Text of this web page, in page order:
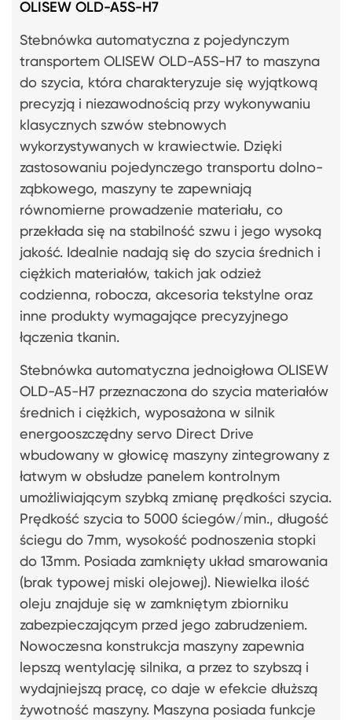
OLISEW OLD-A5S-H7
Stebnówka automatyczna z pojedynczym
transportem OLISEW OLD-A5S-H7 to maszyna
do szycia, która charakteryzuje się wyjątkową
precyzją i niezawodnością przy wykonywaniu
klasycznych szwów stebnowych
wykorzystywanych w krawiectwie. Dzięki
zastosowaniu pojedynczego transportu dolno-
ząbkowego, maszyny te zapewniają
równomierne prowadzenie materiału, co
przekłada się na stabilność szwu i jego wysoką
jakość. Idealnie nadają się do szycia średnich i
ciężkich materiałów, takich jak odzież
codzienna, robocza, akcesoria tekstylne oraz
inne produkty wymagające precyzyjnego
łączenia tkanin.
Stebnówka automatyczna jednoigłowa OLISEW
OLD-A5-H7 przeznaczona do szycia materiałów
średnich i ciężkich, wyposażona w silnik
energooszczędny servo Direct Drive
wbudowany w głowicę maszyny zintegrowany z
łatwym w obsłudze panelem kontrolnym
umożliwiającym szybką zmianę prędkości szycia.
Prędkość szycia to 5000 ściegów/min., długość
ściegu do 7mm, wysokość podnoszenia stopki
do 13mm. Posiada zamknięty układ smarowania
(brak typowej miski olejowej). Niewielka ilość
oleju znajduje się w zamkniętym zbiorniku
zabezpieczającym przed jego zabrudzeniem.
Nowoczesna konstrukcja maszyny zapewnia
lepszą wentylację silnika, a przez to szybszą i
wydajniejszą pracę, co daje w efekcie dłuższą
żywotność maszyny. Maszyna posiada funkcje